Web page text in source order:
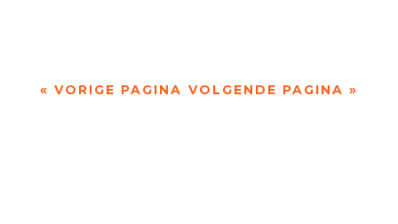
« VORIGE PAGINA VOLGENDE PAGINA »